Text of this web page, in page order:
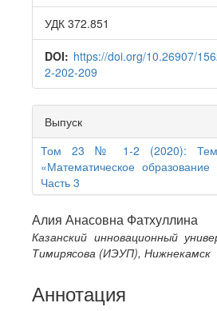
УДК 372.851
DOI: https://doi.org/10.26907/
2-202-209
Выпуск
Том 23 № 1-2 (2020):
«Математическое
Часть 3
Main
Article
Алия Анасовна Фатхуллина
Казанский инновационный
Тимирясова (ИЭУП), Нижнекамск
Аннотация